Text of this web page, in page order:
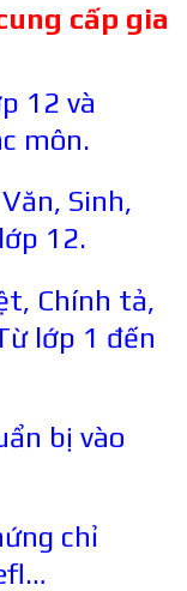
cấp gia
12 và
môn.
Sinh,
12.
Chính tả,
lớp 1 đến
bị vào
chỉ